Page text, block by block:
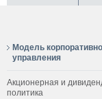
Модель
управления
Акционерная и
политика